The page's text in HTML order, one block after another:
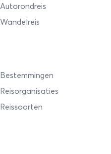
Autorondreis
Wandelreis
Bestemmingen
Reisorganisaties
Reissoorten